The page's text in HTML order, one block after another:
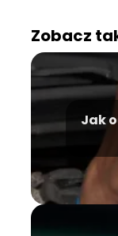
Zobacz
Jak